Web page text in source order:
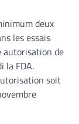
deux
les essais
autorisation de
la FDA.
soit